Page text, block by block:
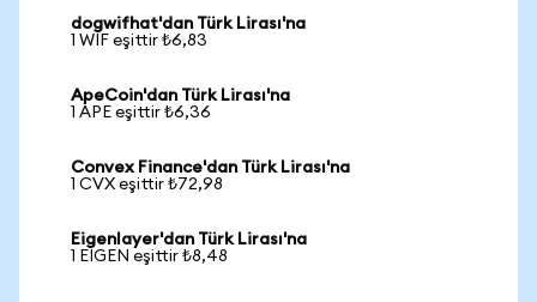
dogwifhat'dan Türk Lirası'na
1 WIF eşittir ₺6,83
ApeCoin'dan Türk Lirası'na
1 APE eşittir ₺6,36
Convex Finance'dan Türk Lirası'na
1 CVX eşittir ₺72,98
Eigenlayer'dan Türk Lirası'na
1 EIGEN eşittir ₺8,48